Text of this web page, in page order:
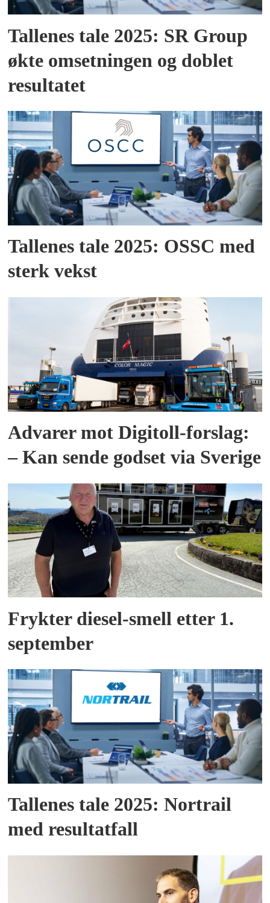
Tallenes tale 2025: SR Group
økte omsetningen og doblet
resultatet
Tallenes tale 2025: OSSC med
sterk vekst
Advarer mot Digitoll-forslag:
– Kan sende godset via Sverige
Frykter diesel-smell etter 1.
september
Tallenes tale 2025: Nortrail
med resultatfall